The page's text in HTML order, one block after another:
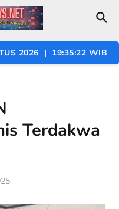
2026 | 19:35:23 WIB
Terdakwa